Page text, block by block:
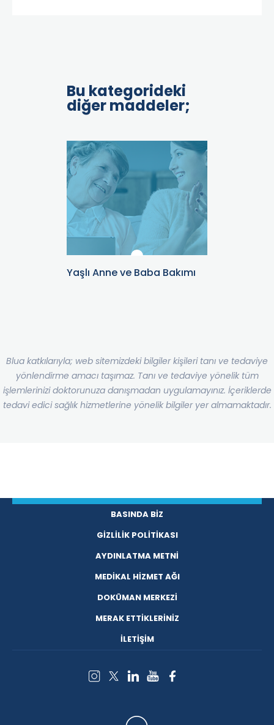
Bu kategorideki
diğer maddeler;
Yaşlı Anne ve Baba Bakımı
Blua katkılarıyla; web sitemizdeki bilgiler kişileri tanı ve tedaviye
yönlendirme amacı taşımaz. Tanı ve tedaviye yönelik tüm
işlemlerinizi doktorunuza danışmadan uygulamayınız. İçeriklerde
tedavi edici sağlık hizmetlerine yönelik bilgiler yer almamaktadır.
BASINDA BİZ
GİZLİLİK POLİTİKASI
AYDINLATMA METNİ
MEDİKAL HİZMET AĞI
DOKÜMAN MERKEZİ
MERAK ETTİKLERİNİZ
İLETİŞİM